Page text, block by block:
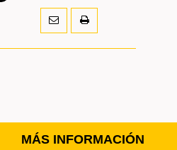
MÁS INFORMACIÓN